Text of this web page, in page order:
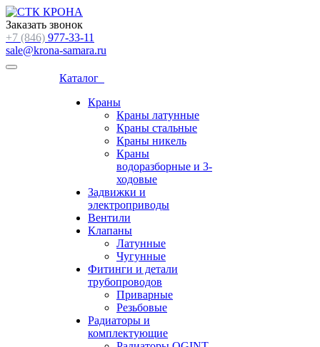
Заказать звонок
+7 (846) 977-33-11
sale@krona-samara.ru
Каталог
Краны
Краны латунные
Краны стальные
Краны никель
Краны
водоразборные и 3-
ходовые
Задвижки и
электроприводы
Вентили
Клапаны
Латунные
Чугунные
Фитинги и детали
трубопроводов
Приварные
Резьбовые
Радиаторы и
комплектующие